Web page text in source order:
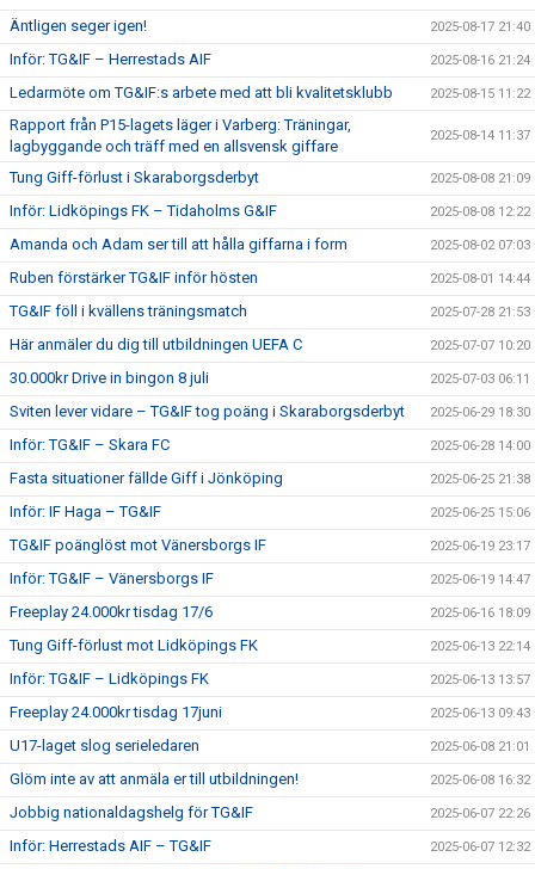
Äntligen seger igen! 2025-08-17 21:40
Inför: TG&IF – Herrestads AIF 2025-08-16 21:24
Ledarmöte om TG&IF:s arbete med att bli kvalitetsklubb 2025-08-15 11:22
Rapport från P15-lagets läger i Varberg: Träningar,
lagbyggande och träff med en allsvensk giffare
2025-08-14 11:37
Tung Giff-förlust i Skaraborgsderbyt 2025-08-08 21:09
Inför: Lidköpings FK – Tidaholms G&IF 2025-08-08 12:22
Amanda och Adam ser till att hålla giffarna i form 2025-08-02 07:03
Ruben förstärker TG&IF inför hösten 2025-08-01 14:44
TG&IF föll i kvällens träningsmatch 2025-07-28 21:53
Här anmäler du dig till utbildningen UEFA C 2025-07-07 10:20
30.000kr Drive in bingon 8 juli 2025-07-03 06:11
Sviten lever vidare – TG&IF tog poäng i Skaraborgsderbyt 2025-06-29 18:30
Inför: TG&IF – Skara FC 2025-06-28 14:00
Fasta situationer fällde Giff i Jönköping 2025-06-25 21:38
Inför: IF Haga – TG&IF 2025-06-25 15:06
TG&IF poänglöst mot Vänersborgs IF 2025-06-19 23:17
Inför: TG&IF – Vänersborgs IF 2025-06-19 14:47
Freeplay 24.000kr tisdag 17/6 2025-06-16 18:09
Tung Giff-förlust mot Lidköpings FK 2025-06-13 22:14
Inför: TG&IF – Lidköpings FK 2025-06-13 13:57
Freeplay 24.000kr tisdag 17juni 2025-06-13 09:43
U17-laget slog serieledaren 2025-06-08 21:01
Glöm inte av att anmäla er till utbildningen! 2025-06-08 16:32
Jobbig nationaldagshelg för TG&IF 2025-06-07 22:26
Inför: Herrestads AIF – TG&IF 2025-06-07 12:32